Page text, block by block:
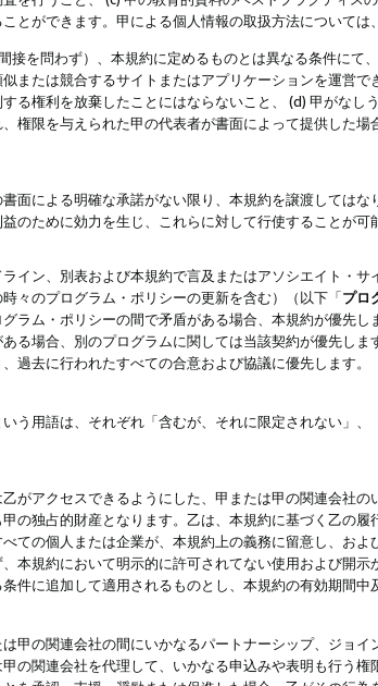
とができます。甲による個人情報の取扱方法については、
接を問わず）、本規約に定めるものとは異なる条件にて
または競合するサイトまたはアプリケーションを運営
る権利を放棄したことにはならないこと、 (d) 甲がな
権限を与えられた甲の代表者が書面によって提供した
面による明確な承諾がない限り、本規約を譲渡しては
のために効力を生じ、これらに対して行使することが可
イン、別表および本規約で言及またはアソシエイト・サ
々のプログラム・ポリシーの更新を含む）（以下「プロ
ラム・ポリシーの間で矛盾がある場合、本規約が優先
る場合、別のプログラムに関しては当該契約が優先し
過去に行われたすべての合意および協議に優先します。
う用語は、それぞれ「含むが、それに限定されない」
がアクセスできるようにした、甲または甲の関連会社
の独占的財産となります。乙は、本規約に基づく乙の
ての個人または企業が、本規約上の義務に留意し、お
本規約において明示的に許可されてない使用および開
件に追加して適用されるものとし、本規約の有効期間中
甲の関連会社の間にいかなるパートナーシップ、ジョ
の関連会社を代理して、いかなる申込みや表明も行う